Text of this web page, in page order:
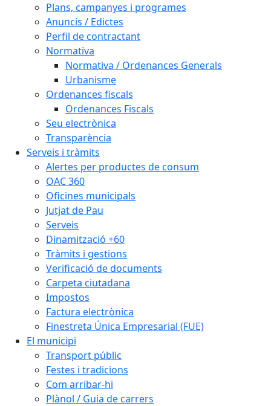
Plans, campanyes i programes
Anuncis / Edictes
Perfil de contractant
Normativa
Normativa / Ordenances Generals
Urbanisme
Ordenances fiscals
Ordenances Fiscals
Seu electrònica
Transparència
Serveis i tràmits
Alertes per productes de consum
OAC 360
Oficines municipals
Jutjat de Pau
Serveis
Dinamització +60
Tràmits i gestions
Verificació de documents
Carpeta ciutadana
Impostos
Factura electrònica
Finestreta Única Empresarial (FUE)
El municipi
Transport públic
Festes i tradicions
Com arribar-hi
Plànol / Guia de carrers